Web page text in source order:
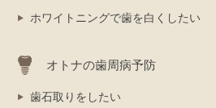
ホワイトニングで歯を白くしたい
オトナの歯周病予防
歯石取りをしたい